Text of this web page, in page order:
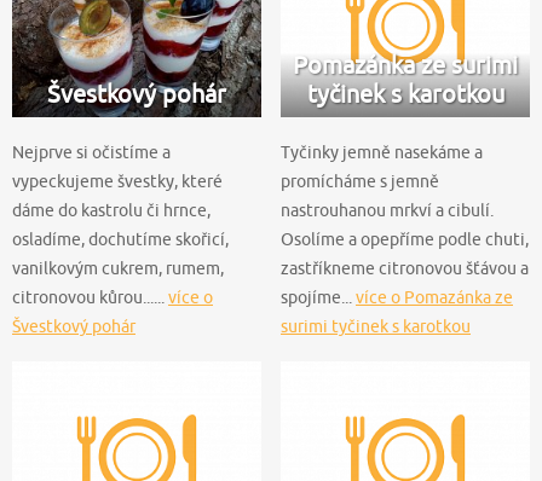
Švestkový pohár
Nejprve si očistíme a
vypeckujeme švestky, které
dáme do kastrolu či hrnce,
osladíme, dochutíme skořicí,
vanilkovým cukrem, rumem,
citronovou kůrou......více o
Švestkový pohár
Pomazánka ze surimi
tyčinek s karotkou
Tyčinky jemně nasekáme a
promícháme s jemně
nastrouhanou mrkví a cibulí.
Osolíme a opepříme podle chuti,
zastříkneme citronovou šťávou a
spojíme...více o Pomazánka ze
surimi tyčinek s karotkou